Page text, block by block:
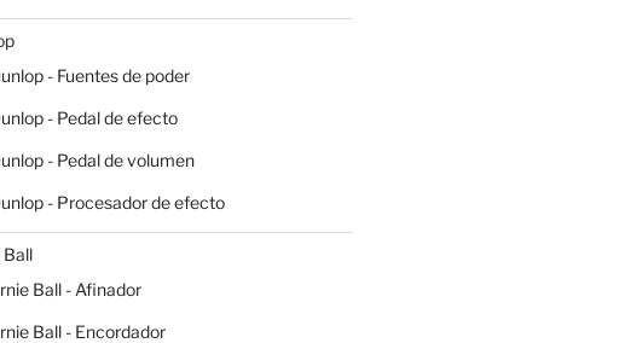
- Fuentes de poder
- Pedal de efecto
- Pedal de volumen
- Procesador de efecto
Ball
Ball - Afinador
Ball - Encordador